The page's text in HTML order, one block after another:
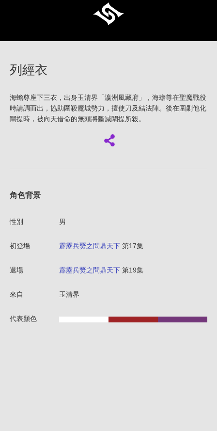
列經衣
海蟾尊座下三衣，出身玉清界「瀛洲風藏府」，海蟾尊在聖魔戰役
時請調而出，協助圍殺魔城勢力，擅使刀及結法陣。後在圍剿他化
闡提時，被向天借命的無頭將斷滅闡提所殺。
角色背景
性別 男
初登場 霹靂兵燹之問鼎天下 第17集
退場 霹靂兵燹之問鼎天下 第19集
來自 玉清界
代表顏色